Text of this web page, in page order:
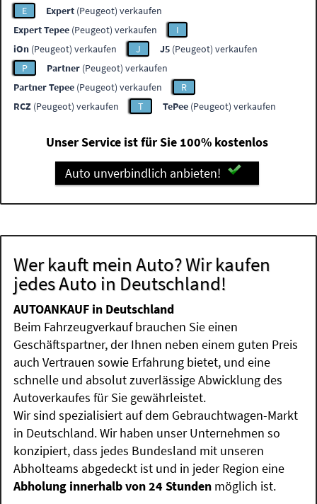
E
Expert (Peugeot) verkaufen
Expert Tepee (Peugeot) verkaufen
I
iOn (Peugeot) verkaufen J J5 (Peugeot) verkaufen
P
Partner (Peugeot) verkaufen
Partner Tepee (Peugeot) verkaufen
R
RCZ (Peugeot) verkaufen T TePee (Peugeot) verkaufen
Unser Service ist für Sie 100% kostenlos
Auto unverbindlich anbieten!
Wer kauft mein Auto? Wir kaufen
jedes Auto in Deutschland!
AUTOANKAUF in Deutschland
Beim Fahrzeugverkauf brauchen Sie einen
Geschäftspartner, der Ihnen neben einem guten Preis
auch Vertrauen sowie Erfahrung bietet, und eine
schnelle und absolut zuverlässige Abwicklung des
Autoverkaufes für Sie gewährleistet.
Wir sind spezialisiert auf dem Gebrauchtwagen-Markt
in Deutschland. Wir haben unser Unternehmen so
konzipiert, dass jedes Bundesland mit unseren
Abholteams abgedeckt ist und in jeder Region eine
Abholung innerhalb von 24 Stunden möglich ist.